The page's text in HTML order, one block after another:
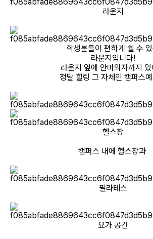
라운지
학생분들이 편하게 쉴 수
라운지입니다!
라운지 옆에 안마의자까지 있
정말 힐링 그 자체인 캠퍼스
헬스장
캠퍼스 내에 헬스장과
필라테스
요가 공간